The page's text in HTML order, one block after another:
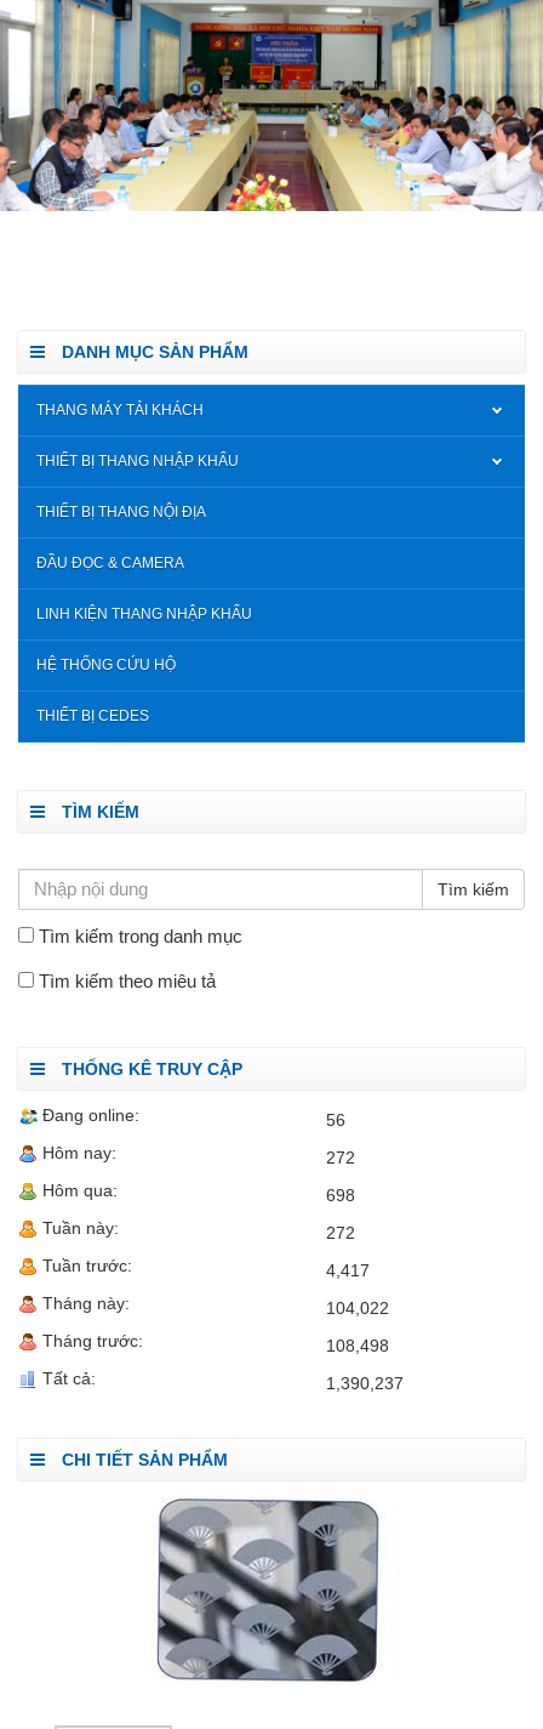
DANH MỤC SẢN PHẨM
THANG MÁY TẢI KHÁCH
THIẾT BỊ THANG NHẬP KHẨU
THIẾT BỊ THANG NỘI ĐỊA
ĐẦU ĐỌC & CAMERA
LINH KIỆN THANG NHẬP KHẨU
HỆ THỐNG CỨU HỘ
THIẾT BỊ CEDES
TÌM KIẾM
Tìm kiếm trong danh mục
Tìm kiếm theo miêu tả
THỐNG KÊ TRUY CẬP
Đang online:
56
Hôm nay:
272
Hôm qua:
698
Tuần này:
272
Tuần trước:
4,417
Tháng này:
104,022
Tháng trước:
108,498
Tất cả:
1,390,237
CHI TIẾT SẢN PHẨM